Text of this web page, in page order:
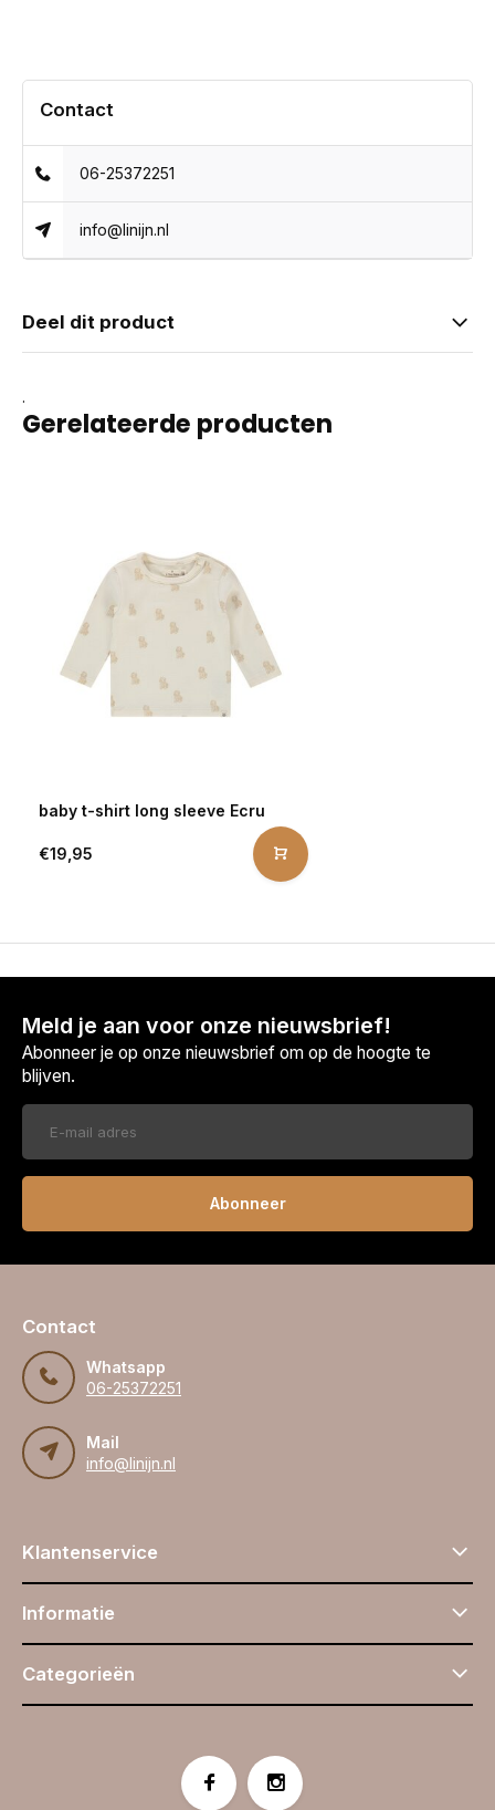
Contact
06-25372251
info@linijn.nl
Deel dit product
.
Gerelateerde producten
baby t-shirt long sleeve Ecru
€19,95
Meld je aan voor onze nieuwsbrief!
Abonneer je op onze nieuwsbrief om op de hoogte te
blijven.
Abonneer
Contact
Whatsapp
06-25372251
Mail
info@linijn.nl
Klantenservice
Informatie
Categorieën